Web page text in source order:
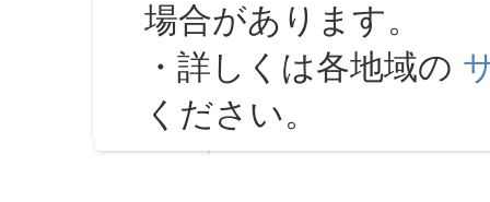
場合があります。
・詳しくは各地域の
ください。